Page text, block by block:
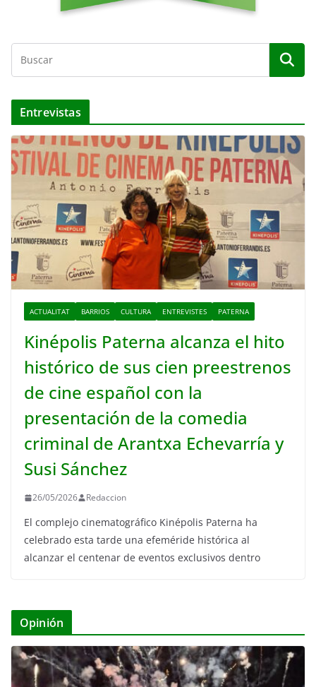
Entrevistas
ACTUALITAT BARRIOS CULTURA ENTREVISTES PATERNA
Kinépolis Paterna alcanza el hito
histórico de sus cien preestrenos
de cine español con la
presentación de la comedia
criminal de Arantxa Echevarría y
Susi Sánchez
26/05/2026 Redaccion
El complejo cinematográfico Kinépolis Paterna ha
celebrado esta tarde una efeméride histórica al
alcanzar el centenar de eventos exclusivos dentro
Opinión